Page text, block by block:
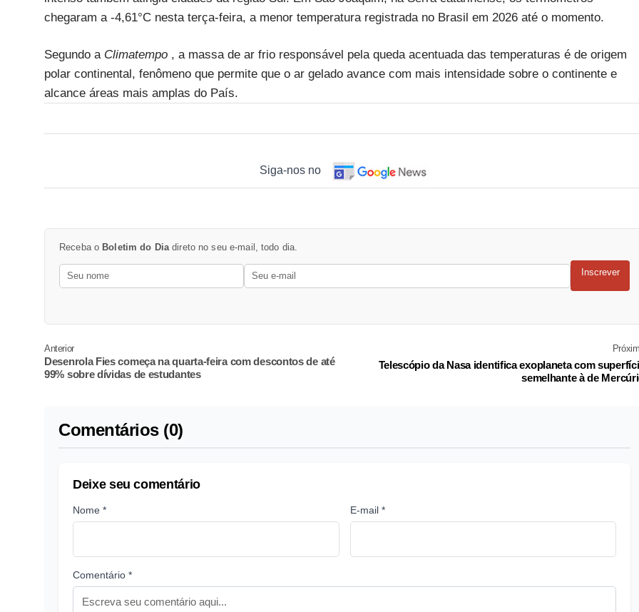
chegaram a -4,61°C nesta terça-feira, a menor temperatura registrada no Brasil em 2026 até o momento.
Segundo a Climatempo , a massa de ar frio responsável pela queda acentuada das temperaturas é de origem
polar continental, fenômeno que permite que o ar gelado avance com mais intensidade sobre o continente e
alcance áreas mais amplas do País.
Siga-nos no
Receba o Boletim do Dia direto no seu e-mail, todo dia.
Inscrever
Anterior
Desenrola Fies começa na quarta-feira com descontos de até
99% sobre dívidas de estudantes
Telescópio da Nasa identifica exoplaneta com
semelhante à de
Comentários (0)
Deixe seu comentário
Nome * E-mail *
Comentário *